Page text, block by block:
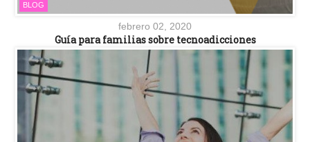
BLOG
febrero 02, 2020
Guía para familias sobre tecnoadicciones